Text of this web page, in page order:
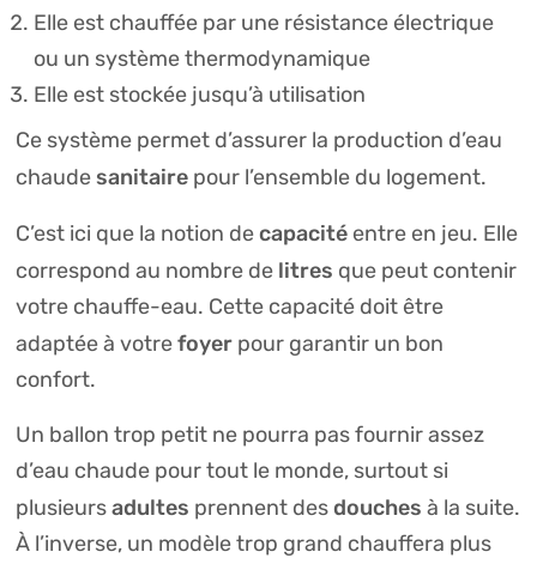
Elle est chauffée par une résistance électrique
ou un système thermodynamique
Elle est stockée jusqu’à utilisation
Ce système permet d’assurer la production d’eau
chaude sanitairepour l’ensemble du logement.
C’est ici que la notion decapacitéentre en jeu. Elle
correspond au nombre de litres que peut contenir
votre chauffe-eau. Cette capacité doit être
adaptée à votrefoyerpour garantir un bon
confort.
Un ballon trop petit ne pourra pas fournir assez
d’eau chaude pour tout le monde, surtout si
plusieursadultes prennent desdouches à la suite.
À l’inverse, un modèle trop grand chauffera plus